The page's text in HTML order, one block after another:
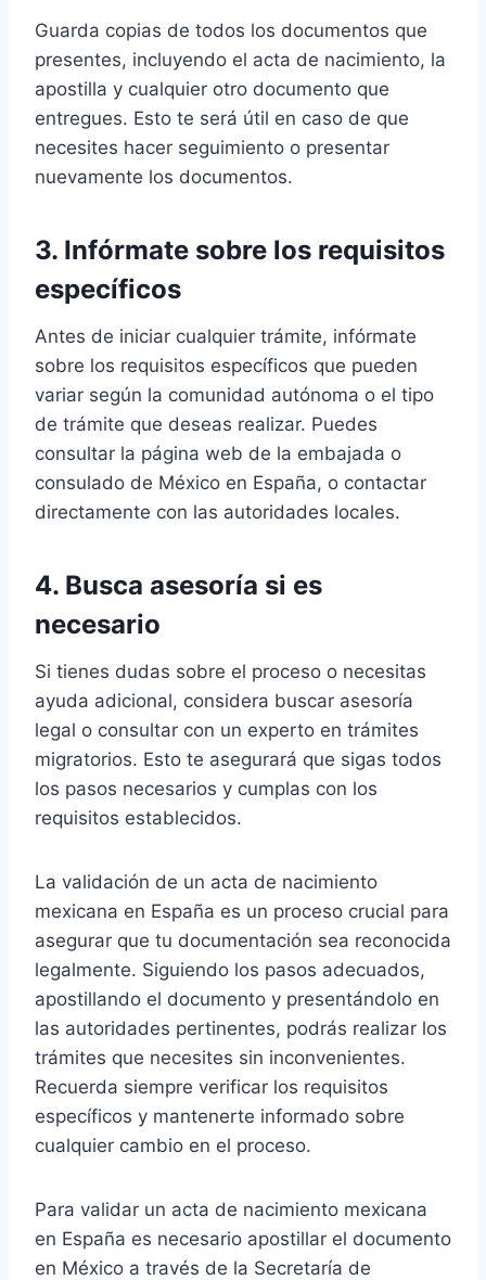
Guarda copias de todos los documentos que
presentes, incluyendo el acta de nacimiento, la
apostilla y cualquier otro documento que
entregues. Esto te será útil en caso de que
necesites hacer seguimiento o presentar
nuevamente los documentos.
3. Infórmate sobre los requisitos
específicos
Antes de iniciar cualquier trámite, infórmate
sobre los requisitos específicos que pueden
variar según la comunidad autónoma o el tipo
de trámite que deseas realizar. Puedes
consultar la página web de la embajada o
consulado de México en España, o contactar
directamente con las autoridades locales.
4. Busca asesoría si es
necesario
Si tienes dudas sobre el proceso o necesitas
ayuda adicional, considera buscar asesoría
legal o consultar con un experto en trámites
migratorios. Esto te asegurará que sigas todos
los pasos necesarios y cumplas con los
requisitos establecidos.
La validación de un acta de nacimiento
mexicana en España es un proceso crucial para
asegurar que tu documentación sea reconocida
legalmente. Siguiendo los pasos adecuados,
apostillando el documento y presentándolo en
las autoridades pertinentes, podrás realizar los
trámites que necesites sin inconvenientes.
Recuerda siempre verificar los requisitos
específicos y mantenerte informado sobre
cualquier cambio en el proceso.
Para validar un acta de nacimiento mexicana
en España es necesario apostillar el documento
en México a través de la Secretaría de